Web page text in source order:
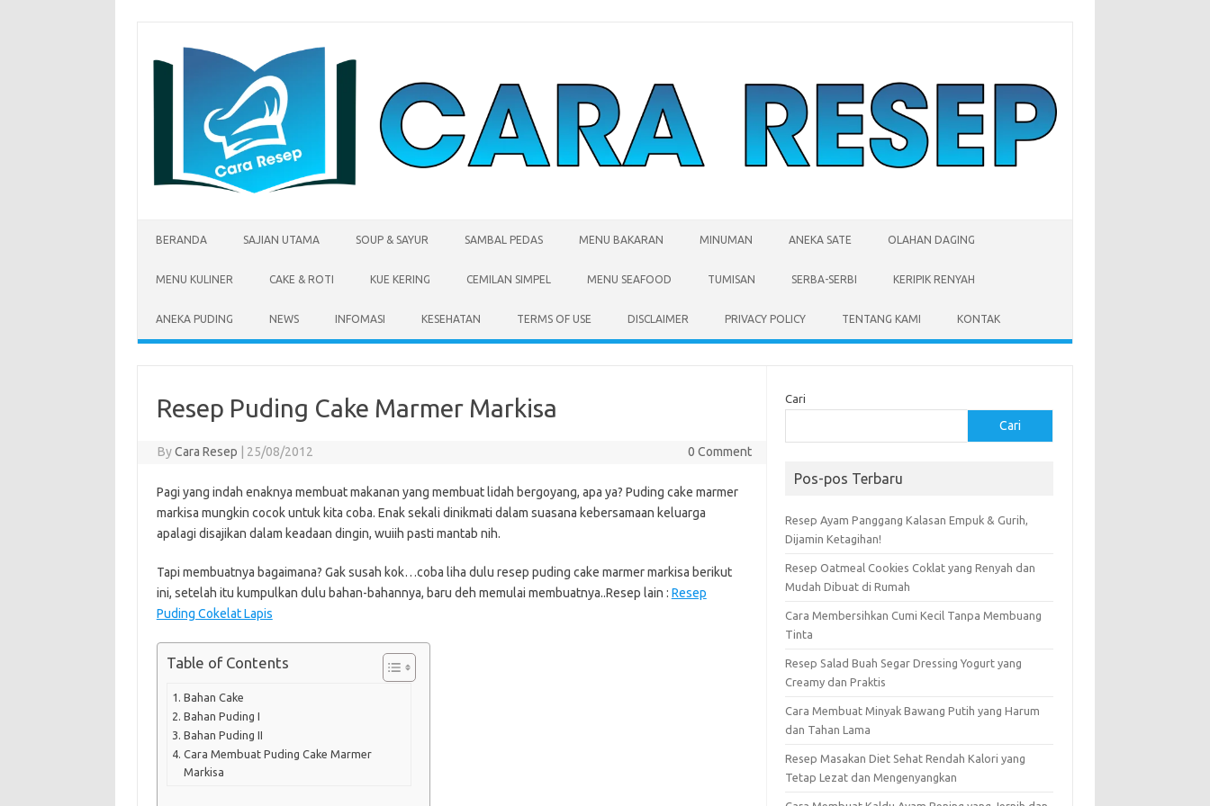
BERANDA SAJIAN UTAMA SOUP & SAYUR SAMBAL PEDAS MENU BAKARAN MINUMAN ANEKA SATE OLAHAN DAGING
MENU KULINER CAKE & ROTI KUE KERING CEMILAN SIMPEL MENU SEAFOOD TUMISAN SERBA-SERBI KERIPIK RENYAH
ANEKA PUDING NEWS INFOMASI KESEHATAN TERMS OF USE DISCLAIMER PRIVACY POLICY TENTANG KAMI KONTAK
Resep Puding Cake Marmer Markisa
ByCara Resep | 25/08/2012 0 Comment
Pagi yang indah enaknya membuat makanan yang membuat lidah bergoyang, apa ya? Puding cake marmer
markisa mungkin cocok untuk kita coba. Enak sekali dinikmati dalam suasana kebersamaan keluarga
apalagi disajikan dalam keadaan dingin, wuiih pasti mantab nih.
Tapi membuatnya bagaimana? Gak susah kok…coba liha dulu resep puding cake marmer markisa berikut
ini, setelah itu kumpulkan dulu bahan-bahannya, baru deh memulai membuatnya..Resep lain : Resep
Puding Cokelat Lapis
Table of Contents
Bahan Cake
Bahan Puding I
Bahan Puding II
Cara Membuat Puding Cake Marmer
Markisa
Cari
Cari
Pos-pos Terbaru
Resep Ayam Panggang Kalasan Empuk & Gurih,
Dijamin Ketagihan!
Resep Oatmeal Cookies Coklat yang Renyah dan
Mudah Dibuat di Rumah
Cara Membersihkan Cumi Kecil Tanpa Membuang
Tinta
Resep Salad Buah Segar Dressing Yogurt yang
Creamy dan Praktis
Cara Membuat Minyak Bawang Putih yang Harum
dan Tahan Lama
Resep Masakan Diet Sehat Rendah Kalori yang
Tetap Lezat dan Mengenyangkan